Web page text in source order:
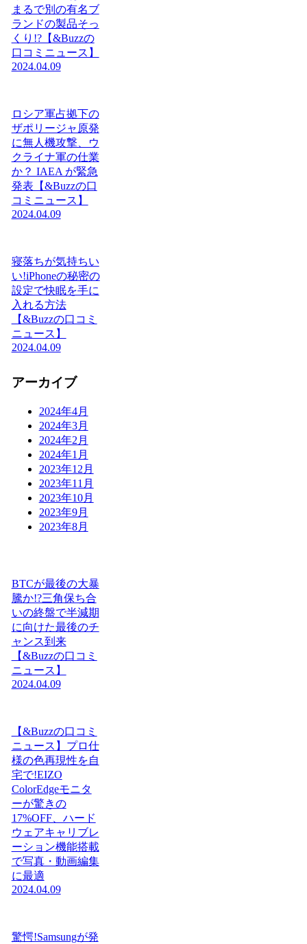
まるで別の有名ブ
ランドの製品そっ
くり!?【&Buzzの
口コミニュース】
2024.04.09
ロシア軍占拠下の
ザポリージャ原発
に無人機攻撃、ウ
クライナ軍の仕業
か？ IAEA が緊急
発表【&Buzzの口
コミニュース】
2024.04.09
寝落ちが気持ちい
い!iPhoneの秘密の
設定で快眠を手に
入れる方法
【&Buzzの口コミ
ニュース】
2024.04.09
アーカイブ
2024年4月
2024年3月
2024年2月
2024年1月
2023年12月
2023年11月
2023年10月
2023年9月
2023年8月
BTCが最後の大暴
騰か!?三角保ち合
いの終盤で半減期
に向けた最後のチ
ャンス到来
【&Buzzの口コミ
ニュース】
2024.04.09
【&Buzzの口コミ
ニュース】プロ仕
様の色再現性を自
宅で!EIZO
ColorEdgeモニタ
ーが驚きの
17%OFF、ハード
ウェアキャリブレ
ーション機能搭載
で写真・動画編集
に最適
2024.04.09
驚愕!Samsungが発